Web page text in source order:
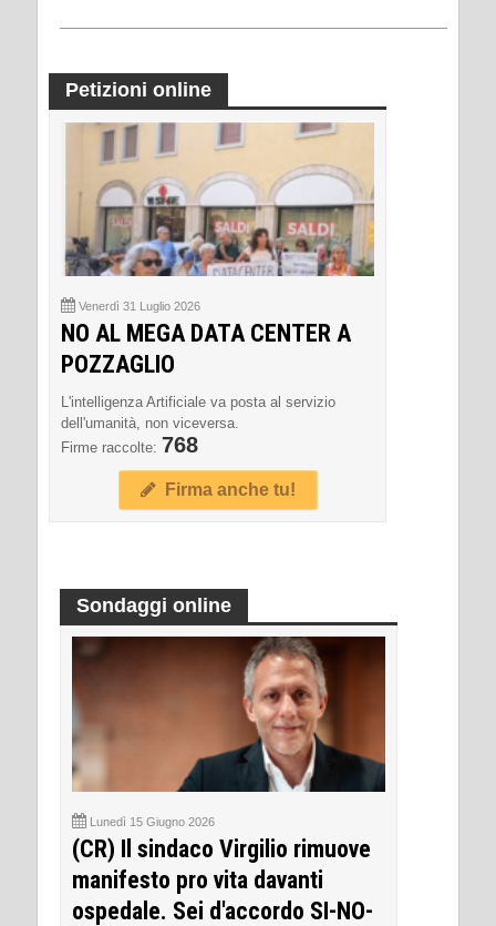
Petizioni online
Venerdì 31 Luglio 2026
NO AL MEGA DATA CENTER A
POZZAGLIO
L'intelligenza Artificiale va posta al servizio
dell'umanità, non viceversa.
Firme raccolte: 768
Firma anche tu!
Sondaggi online
Lunedì 15 Giugno 2026
(CR) Il sindaco Virgilio rimuove
manifesto pro vita davanti
ospedale. Sei d'accordo SI-NO-